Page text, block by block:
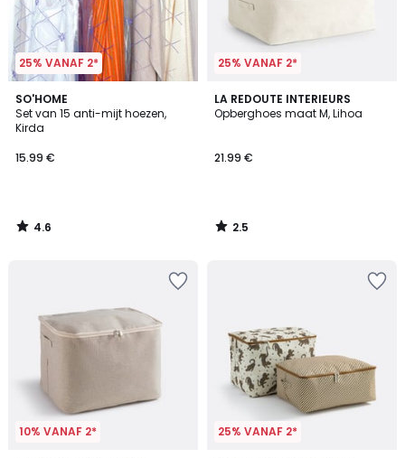
25% VANAF 2*
SO'HOME
Set van 15 anti-mijt hoezen,
Kirda
15.99 €
4.6
/ 5
4.6
/
25% VANAF 2*
LA REDOUTE INTERIEURS
Opberghoes maat M, Lihoa
21.99 €
2.5
/ 5
2.5
/
10% VANAF 2* 25% VANAF 2*